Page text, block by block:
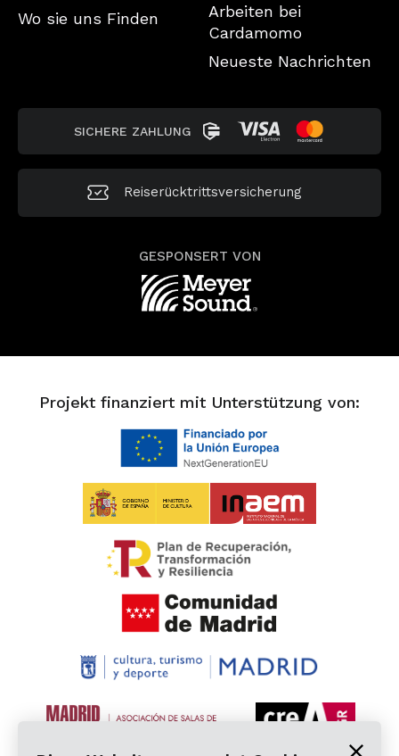
Wo sie uns Finden
Arbeiten bei
Cardamomo
Neueste Nachrichten
SICHERE ZAHLUNG
Reiserücktrittsversicherung
GESPONSERT VON
Projekt finanziert mit Unterstützung von: